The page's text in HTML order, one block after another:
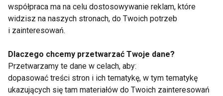
diecie. Wręcz przeciwnie – doskonale nawadnia
organizm i dostarcza cennych antyoksydantów.
Warto jednak traktować go jako element zdrowego
przeciwsłonecznej.
Podstawą pozostają:
współpraca ma na celu dostosowywanie reklam, które
widzisz na naszych stronach, do Twoich potrzeb
i zainteresowań.
Dlaczego chcemy przetwarzać Twoje dane?
Przetwarzamy te dane w celach, aby:
dopasować treści stron i ich tematykę, w tym tematykę
ukazujących się tam materiałów do Twoich zainteresowań